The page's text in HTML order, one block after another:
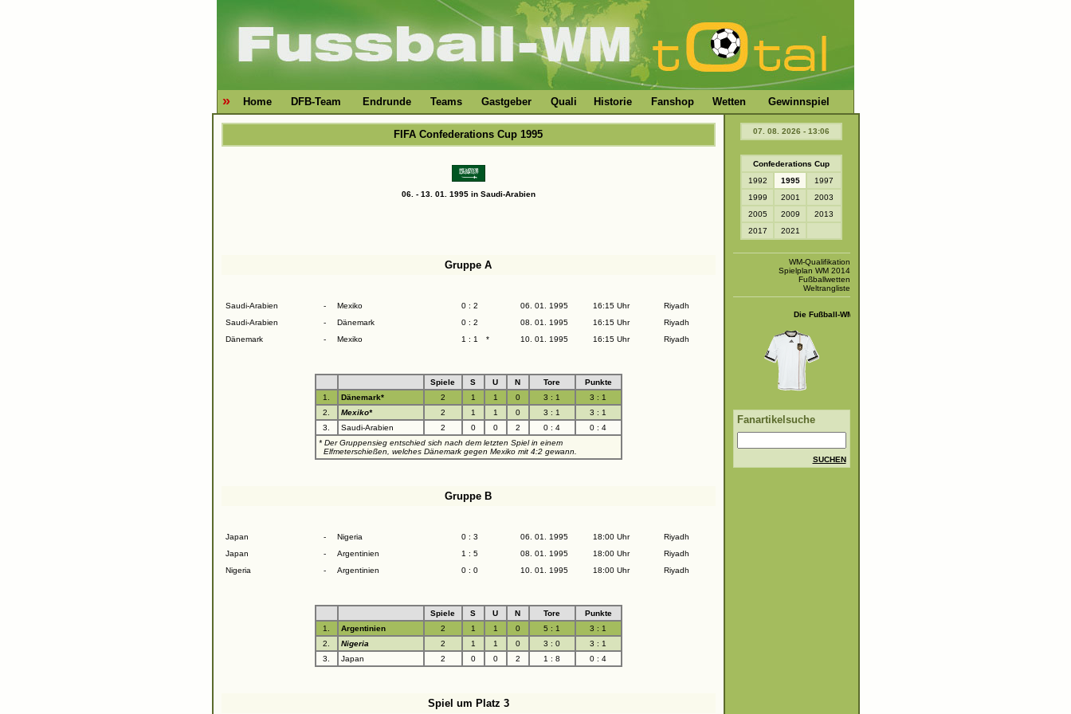
» Home DFB-Team Endrunde Teams Gastgeber Quali Historie Fanshop Wetten Gewinnspiel
FIFA Confederations Cup 1995
06. - 13. 01. 1995 in Saudi-Arabien
Gruppe A
Saudi-Arabien - Mexiko 0 : 2 06. 01. 1995 16:15 Uhr
Riyadh
Saudi-Arabien
- Dänemark 0 : 2 08. 01. 1995 16:15 Uhr
Riyadh
Dänemark
- Mexiko 1 : 1 * 10. 01. 1995 16:15 Uhr Riyadh
Spiele S U N Tore
Punkte
1.
Dänemark* 2 1 1 0 3 : 1
3 : 1
2.
Mexiko* 2 1 1 0 3 : 1
3 : 1
3.
Saudi-Arabien 2 0 0 2 0 : 4
0 : 4
* Der Gruppensieg entschied sich nach dem letzten Spiel in einem
Elfmeterschießen, welches Dänemark gegen Mexiko mit 4:2 gewann.
Gruppe B
Japan - Nigeria 0 : 3 06. 01. 1995 18:00 Uhr
Riyadh
Japan
- Argentinien 1 : 5 08. 01. 1995 18:00 Uhr
Riyadh
Nigeria
- Argentinien 0 : 0 10. 01. 1995 18:00 Uhr Riyadh
Spiele S U N Tore
Punkte
1.
Argentinien 2 1 1 0 5 : 1
3 : 1
2.
Nigeria 2 1 1 0 3 : 0
3 : 1
3.
Japan 2 0 0 2 1 : 8 0 : 4
Spiel um Platz 3
07. 08. 2026 - 13:06
Confederations Cup
1992
1995
1997
1999
2001
2003
2005
2009
2013
2017
2021
WM-Qualifikation
Spielplan WM 2014
Fußballwetten
Weltrangliste
Die Fußball-WM 2014 ist beendet!
Fanartikelsuche
SUCHEN